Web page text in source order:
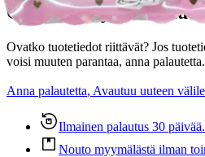
Oletko tyytyväinen
Ovatko tuotetiedot riittävät? Jos
voisi muuten parantaa, anna palautetta.
Anna palautetta, Avautuu uuteen
Ilmainen palautus 30
Nouto myymälästä ilman